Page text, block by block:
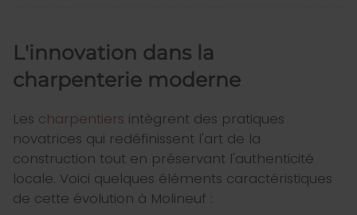
L'innovation dans la
charpenterie moderne
Les charpentiers intègrent des pratiques
novatrices qui redéfinissent l'art de la
construction tout en préservant l'authenticité
locale. Voici quelques éléments caractéristiques
de cette évolution à Molineuf :